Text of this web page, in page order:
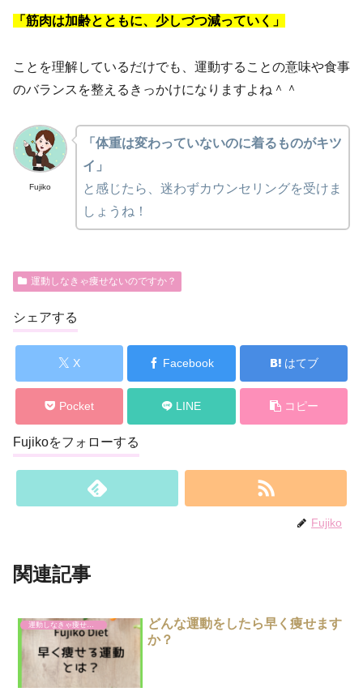
「筋肉は加齢とともに、少しづつ減っていく」
ことを理解しているだけでも、運動することの意味や食事
のバランスを整えるきっかけになりますよね＾＾
Fujiko
「体重は変わっていないのに着るものがキツ
イ」
と感じたら、迷わずカウンセリングを受けま
しょうね！
運動しなきゃ痩せないのですか？
シェアする
X Facebook はてブ
Pocket LINE コピー
Fujikoをフォローする
Fujiko
関連記事
運動しなきゃ痩せないのですか？
どんな運動をしたら早く痩せます
か？